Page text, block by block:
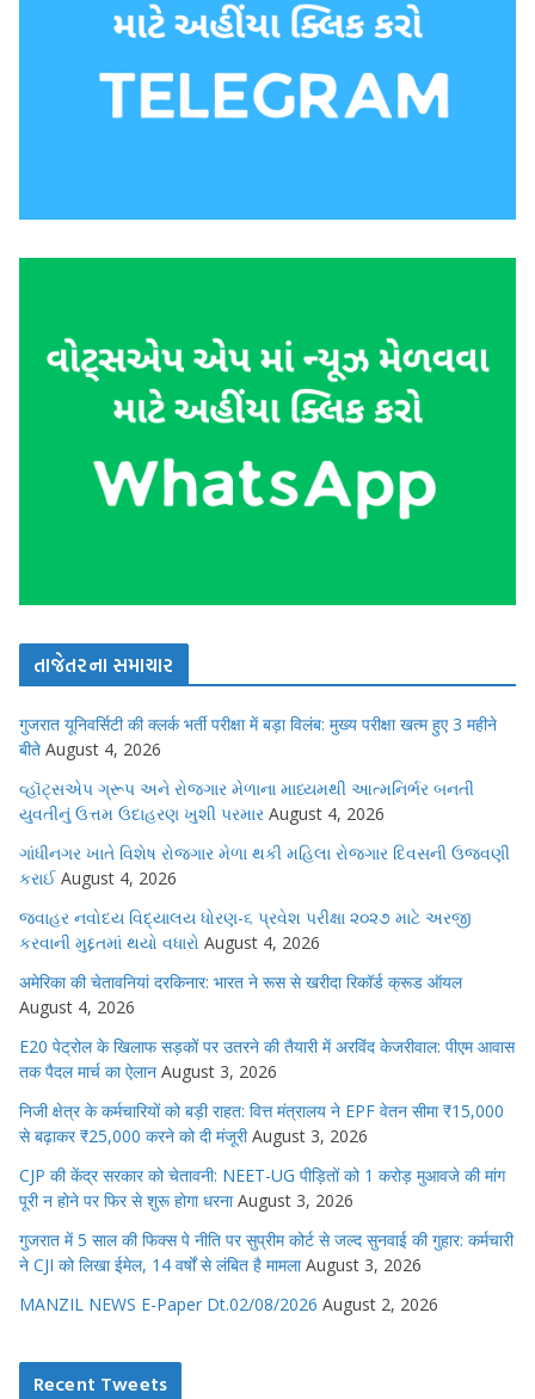
તાજેતરના સમાચાર
गुजरात यूनिवर्सिटी की क्लर्क भर्ती परीक्षा में बड़ा विलंब: मुख्य परीक्षा खत्म हुए 3 महीने
बीते August 4, 2026
વ્હૉટ્સએપ ગ્રૂપ અને રોજગાર મેળાના માધ્યમથી આત્મનિર્ભર બનતી
યુવતીનું ઉત્તમ ઉદાહરણ ખુશી પરમાર August 4, 2026
ગાંધીનગર ખાતે વિશેષ રોજગાર મેળા થકી મહિલા રોજગાર દિવસની ઉજવણી
કરાઈ August 4, 2026
જવાહર નવોદય વિદ્યાલય ધોરણ-૬ પ્રવેશ પરીક્ષા ૨૦૨૭ માટે અરજી
કરવાની મુદ્દતમાં થયો વધારો August 4, 2026
अमेरिका की चेतावनियां दरकिनार: भारत ने रूस से खरीदा रिकॉर्ड क्रूड ऑयल
August 4, 2026
E20 पेट्रोल के खिलाफ सड़कों पर उतरने की तैयारी में अरविंद केजरीवाल: पीएम आवास
तक पैदल मार्च का ऐलान August 3, 2026
निजी क्षेत्र के कर्मचारियों को बड़ी राहत: वित्त मंत्रालय ने EPF वेतन सीमा ₹15,000
से बढ़ाकर ₹25,000 करने को दी मंजूरी August 3, 2026
CJP की केंद्र सरकार को चेतावनी: NEET-UG पीड़ितों को 1 करोड़ मुआवजे की मांग
पूरी न होने पर फिर से शुरू होगा धरना August 3, 2026
गुजरात में 5 साल की फिक्स पे नीति पर सुप्रीम कोर्ट से जल्द सुनवाई की गुहार: कर्मचारी
ने CJI को लिखा ईमेल, 14 वर्षों से लंबित है मामला August 3, 2026
MANZIL NEWS E-Paper Dt.02/08/2026 August 2, 2026
Recent Tweets